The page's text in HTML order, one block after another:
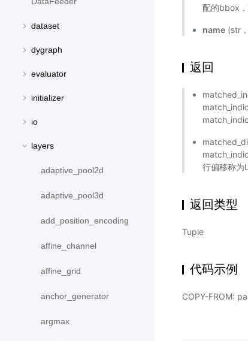
dataset
dygraph
evaluator
initializer
io
layers
adaptive_pool2d
adaptive_pool3d
add_position_encoding
affine_channel
affine_grid
anchor_generator
argmax
配的bbox
name (str
返回
行偏移称
返回类型
Tuple
代码示例
COPY-FROM: